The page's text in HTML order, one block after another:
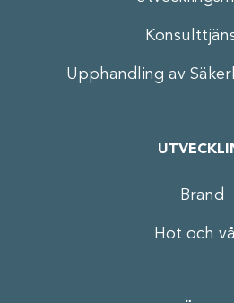
Upphandling av
Brand
Hot och